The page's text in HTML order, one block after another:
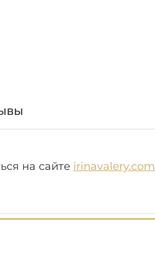
на сайте irinavalery.com